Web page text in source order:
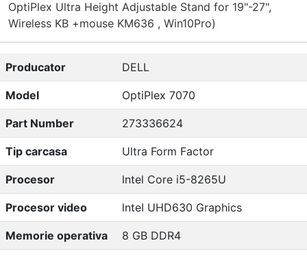
OptiPlex Ultra Height Adjustable Stand for 19"-27",
Wireless KB +mouse KM636 , Win10Pro)
Producator DELL
Model OptiPlex 7070
Part Number 273336624
Tip carcasa Ultra Form Factor
Procesor lntel Core i5-8265U
Procesor video lnteI UHD630 Graphics
Memorie operativa 8 GB DDR4